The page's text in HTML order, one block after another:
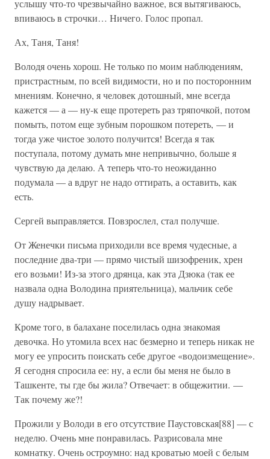
услышу что-то чрезвычайно важное, вся вытягиваюсь,
впиваюсь в строчки… Ничего. Голос пропал.
Ах, Таня, Таня!
Володя очень хорош. Не только по моим наблюдениям,
пристрастным, по всей видимости, но и по посторонним
мнениям. Конечно, я человек дотошный, мне всегда
кажется — а — ну-к еще протереть раз тряпочкой, потом
помыть, потом еще зубным порошком потереть, — и
тогда уже чистое золото получится! Всегда я так
поступала, потому думать мне непривычно, больше я
чувствую да делаю. А теперь что-то неожиданно
подумала — а вдруг не надо оттирать, а оставить, как
есть.
Сергей выправляется. Повзрослел, стал получше.
От Женечки письма приходили все время чудесные, а
последние два-три — прямо чистый шизофреник, хрен
его возьми! Из-за этого дрянца, как эта Дзюка (так ее
назвала одна Володина приятельница), мальчик себе
душу надрывает.
Кроме того, в балахане поселилась одна знакомая
девочка. Но утомила всех нас безмерно и теперь никак не
могу ее упросить поискать себе другое «водоизмещение».
Я сегодня спросила ее: ну, а если бы меня не было в
Ташкенте, ты где бы жила? Отвечает: в общежитии. —
Так почему же?!
Прожили у Володи в его отсутствие Паустовская[88] — с
неделю. Очень мне понравилась. Разрисовала мне
комнатку. Очень остроумно: над кроватью моей с белым